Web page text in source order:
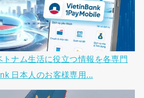
ナム生活に役立つ情報を各専門
日本人のお客様専用...